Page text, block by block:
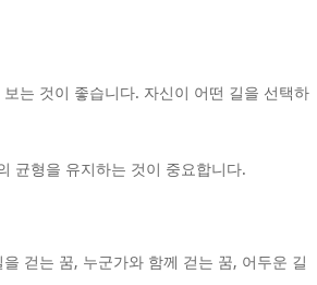
는 것이 좋습니다. 자신이 어떤 길을 선택하
균형을 유지하는 것이 중요합니다.
걷는 꿈, 누군가와 함께 걷는 꿈, 어두운 길